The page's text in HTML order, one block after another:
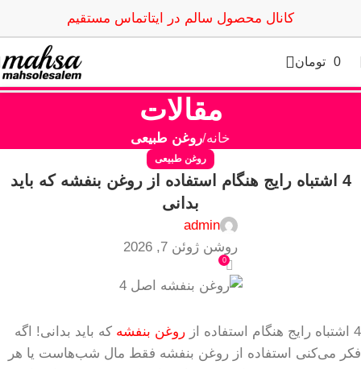
کانال محصول سالم در ایتاتماس مستقیم
0 تومان
مقالات
خانه روغن طبیعی
روغن طبیعی
4 اشتباه رایج هنگام استفاده از روغن بنفشه که باید
بدانی
admin
روشن ژوئن 7, 2026
0
4 اشتباه رایج هنگام استفاده از روغن بنفشه که باید بدانی! اگه
فکر می‌کنی استفاده از روغن بنفشه فقط مال شب‌هاست یا هر